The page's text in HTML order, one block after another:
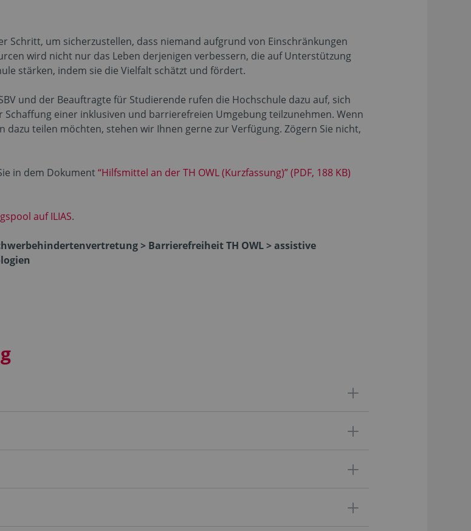
Schritt, um sicherzustellen, dass niemand aufgrund von Einschränkungen
wird nicht nur das Leben derjenigen verbessern, die auf Unterstützung
stärken, indem sie die Vielfalt schätzt und fördert.
und der Beauftragte für Studierende rufen die Hochschule dazu auf, sich
einer inklusiven und barrierefreien Umgebung teilzunehmen. Wenn
teilen möchten, stehen wir Ihnen gerne zur Verfügung. Zögern Sie nicht,
in dem Dokument“Hilfsmittel an der TH OWL (Kurzfassung)” (PDF, 188 KB)
auf ILIAS.
> Barrierefreiheit TH OWL > assistive